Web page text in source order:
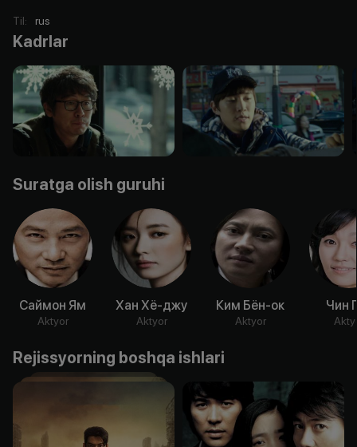
Til: rus
Kadrlar
Suratga olish guruhi
Саймон Ям
Aktyor
Хан Хё-джу
Aktyor
Ким Бён-ок
Aktyor
Чин
Rejissyorning boshqa ishlari